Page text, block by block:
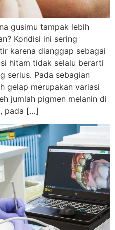
gusimu tampak lebih
Kondisi ini sering
karena dianggap sebagai
hitam tidak selalu berarti
serius. Pada sebagian
gelap merupakan variasi
jumlah pigmen melanin di
pada […]